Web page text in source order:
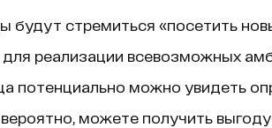
будут стремиться «посетить
реализации всевозможных
потенциально можно увидеть
можете получить